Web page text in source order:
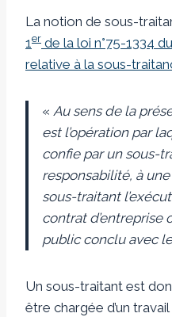
La notion de sous-
1 er de la loi n°75-1334
relative à la sous-
« Au sens de la
est l’opération par
confie par un sous-
responsabilité, à
sous-traitant
contrat d’entreprise
public conclu avec
Un sous-traitant est
être chargée d’un